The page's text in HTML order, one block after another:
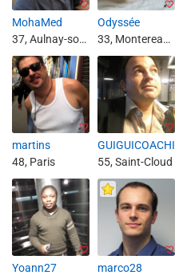
MohaMed
37, Aulnay-sous-Bois
Odyssée
33, Montereau-Fault-Yonne
martins
48, Paris
GUIGUICOACHI
55, Saint-Cloud
Yoann27
marco28